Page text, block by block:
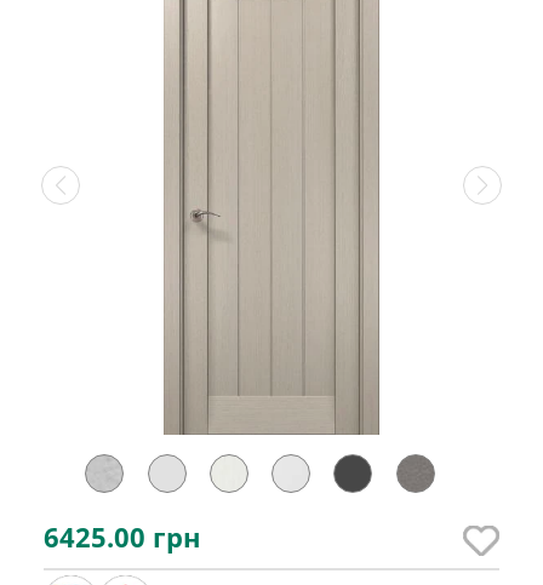
6425.00 грн